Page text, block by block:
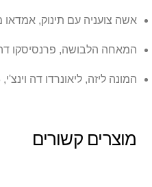
אשה צועניה עם תינוק, אמדאו
המאחה הלבושה, פרנסיסקו דה גויה,
המונה ליזה, ליאונרדו דה וינצ'י, 1503
מוצרים קשורים